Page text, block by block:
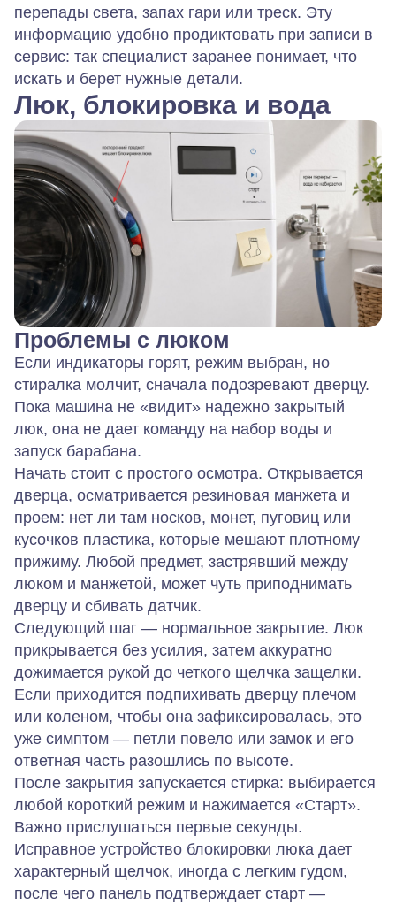
перепады света, запах гари или треск. Эту
информацию удобно продиктовать при записи в
сервис: так специалист заранее понимает, что
искать и берет нужные детали.
Люк, блокировка и вода
Проблемы с люком
Если индикаторы горят, режим выбран, но
стиралка молчит, сначала подозревают дверцу.
Пока машина не «видит» надежно закрытый
люк, она не дает команду на набор воды и
запуск барабана.
Начать стоит с простого осмотра. Открывается
дверца, осматривается резиновая манжета и
проем: нет ли там носков, монет, пуговиц или
кусочков пластика, которые мешают плотному
прижиму. Любой предмет, застрявший между
люком и манжетой, может чуть приподнимать
дверцу и сбивать датчик.
Следующий шаг — нормальное закрытие. Люк
прикрывается без усилия, затем аккуратно
дожимается рукой до четкого щелчка защелки.
Если приходится подпихивать дверцу плечом
или коленом, чтобы она зафиксировалась, это
уже симптом — петли повело или замок и его
ответная часть разошлись по высоте.
После закрытия запускается стирка: выбирается
любой короткий режим и нажимается «Старт».
Важно прислушаться первые секунды.
Исправное устройство блокировки люка дает
характерный щелчок, иногда с легким гудом,
после чего панель подтверждает старт —